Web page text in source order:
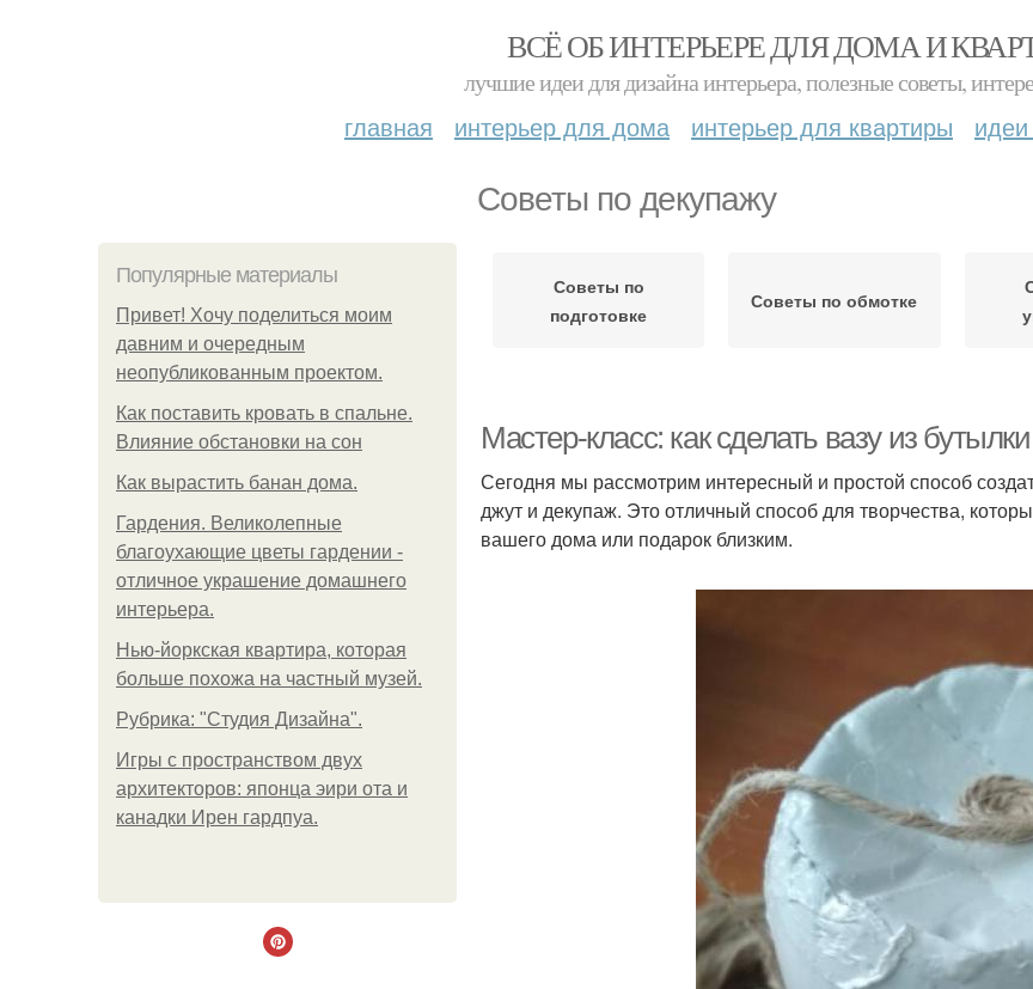
ВСЁ ОБ ИНТЕРЬЕРЕ ДЛЯ ДОМА И
лучшие идеи для дизайна интерьера, полезные советы,
главная интерьер для дома интерьер для квартиры
Советы по декупажу
Популярные материалы
Привет! Хочу поделиться моим
давним и очередным
неопубликованным проектом.
Как поставить кровать в спальне.
Влияние обстановки на сон
Как вырастить банан дома.
Гардения. Великолепные
благоухающие цветы гардении -
отличное украшение домашнего
интерьера.
Нью-йоркская квартира, которая
больше похожа на частный музей.
Рубрика: "Студия Дизайна".
Игры с пространством двух
архитекторов: японца эири ота и
канадки Ирен гардпуа.
Советы по
подготовке
Советы по обмотке
Мастер-класс: как сделать вазу из
Сегодня мы рассмотрим интересный и простой способ
джут и декупаж. Это отличный способ для творчества,
вашего дома или подарок близким.